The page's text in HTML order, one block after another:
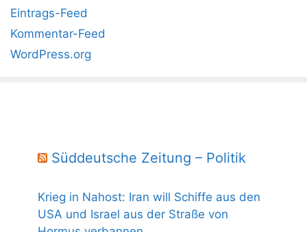
Eintrags-Feed
Kommentar-Feed
WordPress.org
Süddeutsche Zeitung – Politik
Krieg in Nahost: Iran will Schiffe aus den
USA und Israel aus der Straße von